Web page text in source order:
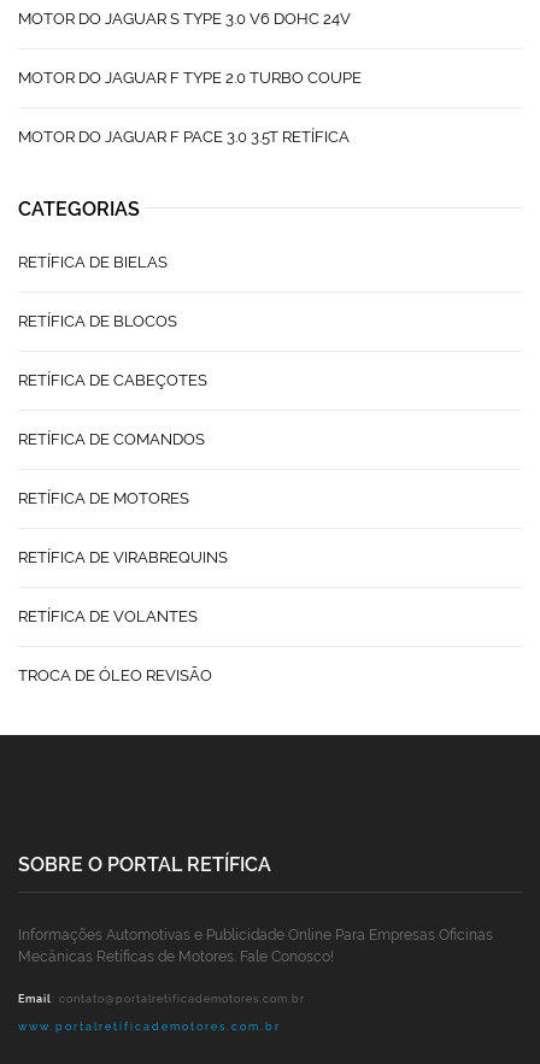
MOTOR DO JAGUAR S TYPE 3.0 V6 DOHC 24V
MOTOR DO JAGUAR F TYPE 2.0 TURBO COUPE
MOTOR DO JAGUAR F PACE 3.0 3.5T RETÍFICA
CATEGORIAS
RETÍFICA DE BIELAS
RETÍFICA DE BLOCOS
RETÍFICA DE CABEÇOTES
RETÍFICA DE COMANDOS
RETÍFICA DE MOTORES
RETÍFICA DE VIRABREQUINS
RETÍFICA DE VOLANTES
TROCA DE ÓLEO REVISÃO
SOBRE O PORTAL RETÍFICA
Informações Automotivas e Publicidade Online Para Empresas Oficinas
Mecânicas Retíficas de Motores. Fale Conosco!
Email: contato@portalretificademotores.com.br
www.portalretificademotores.com.br